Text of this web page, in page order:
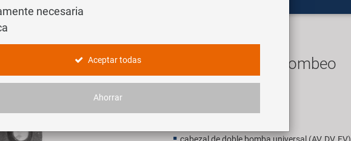
BETO Altura de bombeo
cabezal de doble bomba universal (AV, DV, FV)
necesaria
Aceptar todas
Ahorrar